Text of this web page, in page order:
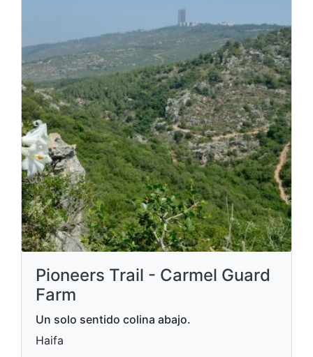
Pioneers Trail - Carmel Guard
Farm
Un solo sentido colina abajo.
Haifa